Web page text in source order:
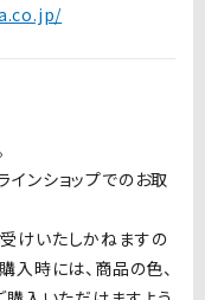
インショップでのお取
けいたしかねますの
入時には、商品の色、